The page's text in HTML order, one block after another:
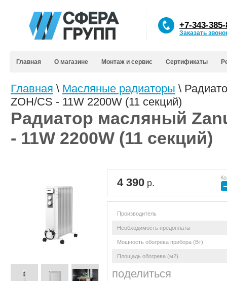
+7-343-
Заказать
Главная О магазине Монтаж и сервис Сертификаты
Главная \ Масляные радиаторы \
ZOH/CS - 11W 2200W (11 секций)
Радиатор масляный
- 11W 2200W (11 секций)
4 390 р.
Производитель
Необходимость предоплаты
Мощность обогрева прибора (Вт)
Площадь обогрева (м2)
поделиться